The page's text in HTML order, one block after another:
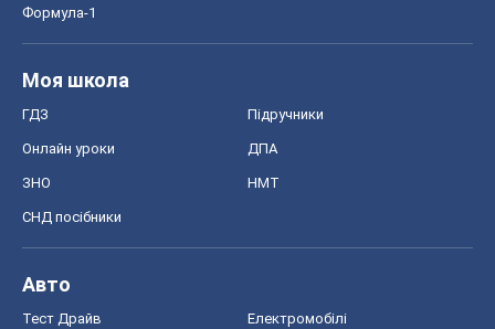
Формула-1
Моя школа
ГДЗ Підручники
Онлайн уроки ДПА
ЗНО НМТ
СНД посібники
Авто
Тест Драйв Електромобілі